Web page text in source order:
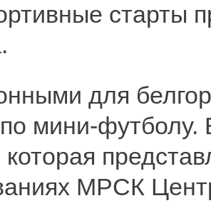
старты
для
мини-футболу.
МРСК